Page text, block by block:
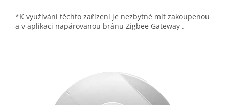
*K využívání těchto zařízení je nezbytné mít zakoupenou
a v aplikaci napárovanou bránu Zigbee Gateway .